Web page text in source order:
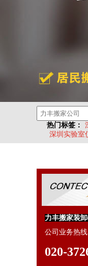
热门标签：
深圳实验室
力丰搬家装
公司业务热线
020-